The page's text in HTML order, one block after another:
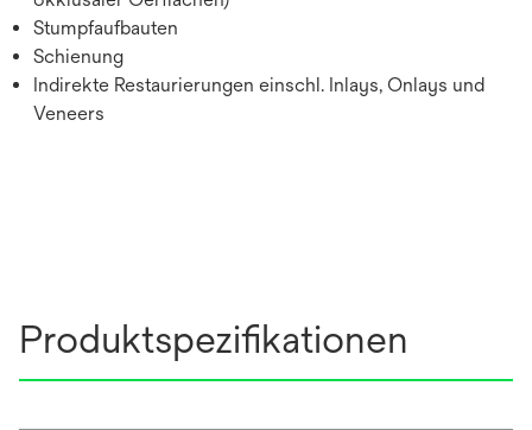
Stumpfaufbauten
Schienung
Indirekte Restaurierungen einschl. Inlays, Onlays und
Veneers
Produktspezifikationen